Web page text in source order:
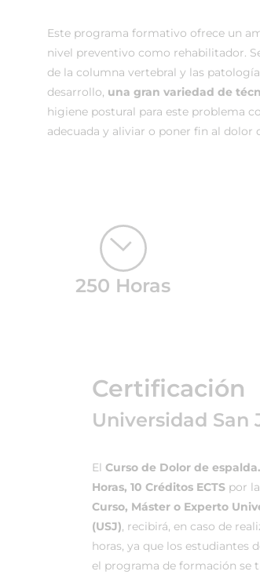
Este programa formativo ofrece un
nivel preventivo como rehabilitador.
de la columna vertebral y las
desarrollo, una gran variedad de
higiene postural para este problema
adecuada y aliviar o poner fin al dolor
250 Horas
Certificación
Universidad San
El Curso de Dolor de
Horas, 10 Créditos ECTS por
Curso, Máster o Experto
(USJ), recibirá, en caso de
horas, ya que los estudiantes
el programa de formación se